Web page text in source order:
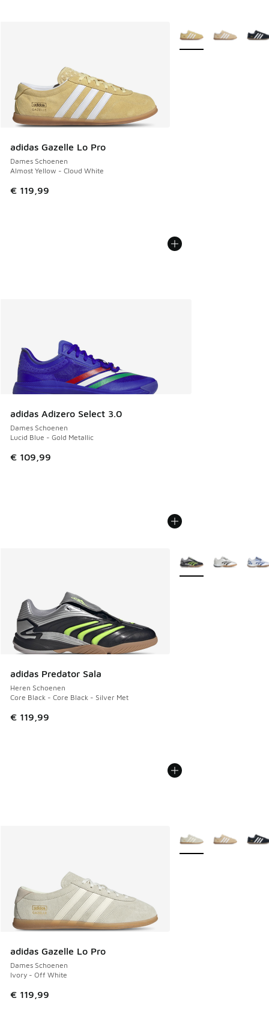
adidas Gazelle Lo Pro
Dames Schoenen
Almost Yellow - Cloud White
€ 119,99
Meer kleuren
adidas Adizero Select 3.0
Dames Schoenen
Lucid Blue - Gold Metallic
€ 109,99
adidas Predator Sala
Heren Schoenen
Core Black - Core Black - Silver Met
€ 119,99
Meer kleuren
adidas Gazelle Lo Pro
Dames Schoenen
Ivory - Off White
€ 119,99
Meer kleuren